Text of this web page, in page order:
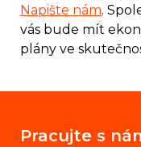
Napište nám.
vás bude mít
plány ve
Pracujte s